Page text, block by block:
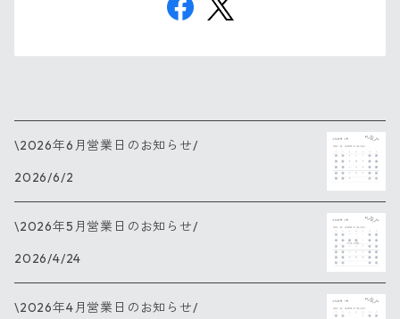
\2026年6月営業日のお知らせ/
2026/6/2
\2026年5月営業日のお知らせ/
2026/4/24
\2026年4月営業日のお知らせ/